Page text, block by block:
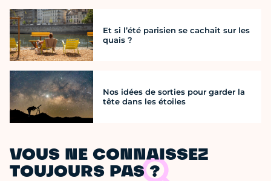
Et si l’été parisien se cachait sur les
quais ?
Nos idées de sorties pour garder la
tête dans les étoiles
VOUS NE CONNAISSEZ
TOUJOURS PAS ?